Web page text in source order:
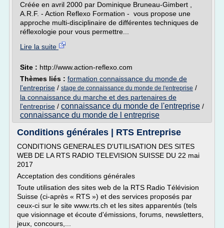
Créée en avril 2000 par Dominique Bruneau-Gimbert ,
A.R.F. - Action Reflexo Formation - vous propose une
approche multi-disciplinaire de différentes techniques de
réflexologie pour vous permettre...
Lire la suite
Site : http://www.action-reflexo.com
Thèmes liés : formation connaissance du monde de
l'entreprise / stage de connaissance du monde de l'entreprise /
la connaissance du marche et des partenaires de
l'entreprise / connaissance du monde de l'entreprise /
connaissance du monde de l entreprise
Conditions générales | RTS Entreprise
CONDITIONS GENERALES D'UTILISATION DES SITES
WEB DE LA RTS RADIO TELEVISION SUISSE DU 22 mai
2017
Acceptation des conditions générales
Toute utilisation des sites web de la RTS Radio Télévision
Suisse (ci-après « RTS ») et des services proposés par
ceux-ci sur le site www.rts.ch et les sites apparentés (tels
que visionnage et écoute d'émissions, forums, newsletters,
jeux, concours,...